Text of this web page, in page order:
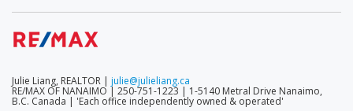
Julie Liang, REALTOR | julie@julieliang.ca
RE/MAX OF NANAIMO | 250-751-1223 | 1-5140 Metral Drive Nanaimo,
B.C. Canada | 'Each office independently owned & operated'